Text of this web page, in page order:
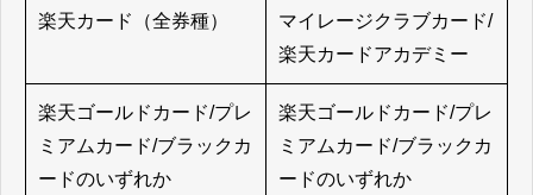
楽天カード（全券種）
マイレージクラブカード/
楽天カードアカデミー
楽天ゴールドカード/プレ
ミアムカード/ブラックカ
ードのいずれか
楽天ゴールドカード/プレ
ミアムカード/ブラックカ
ードのいずれか